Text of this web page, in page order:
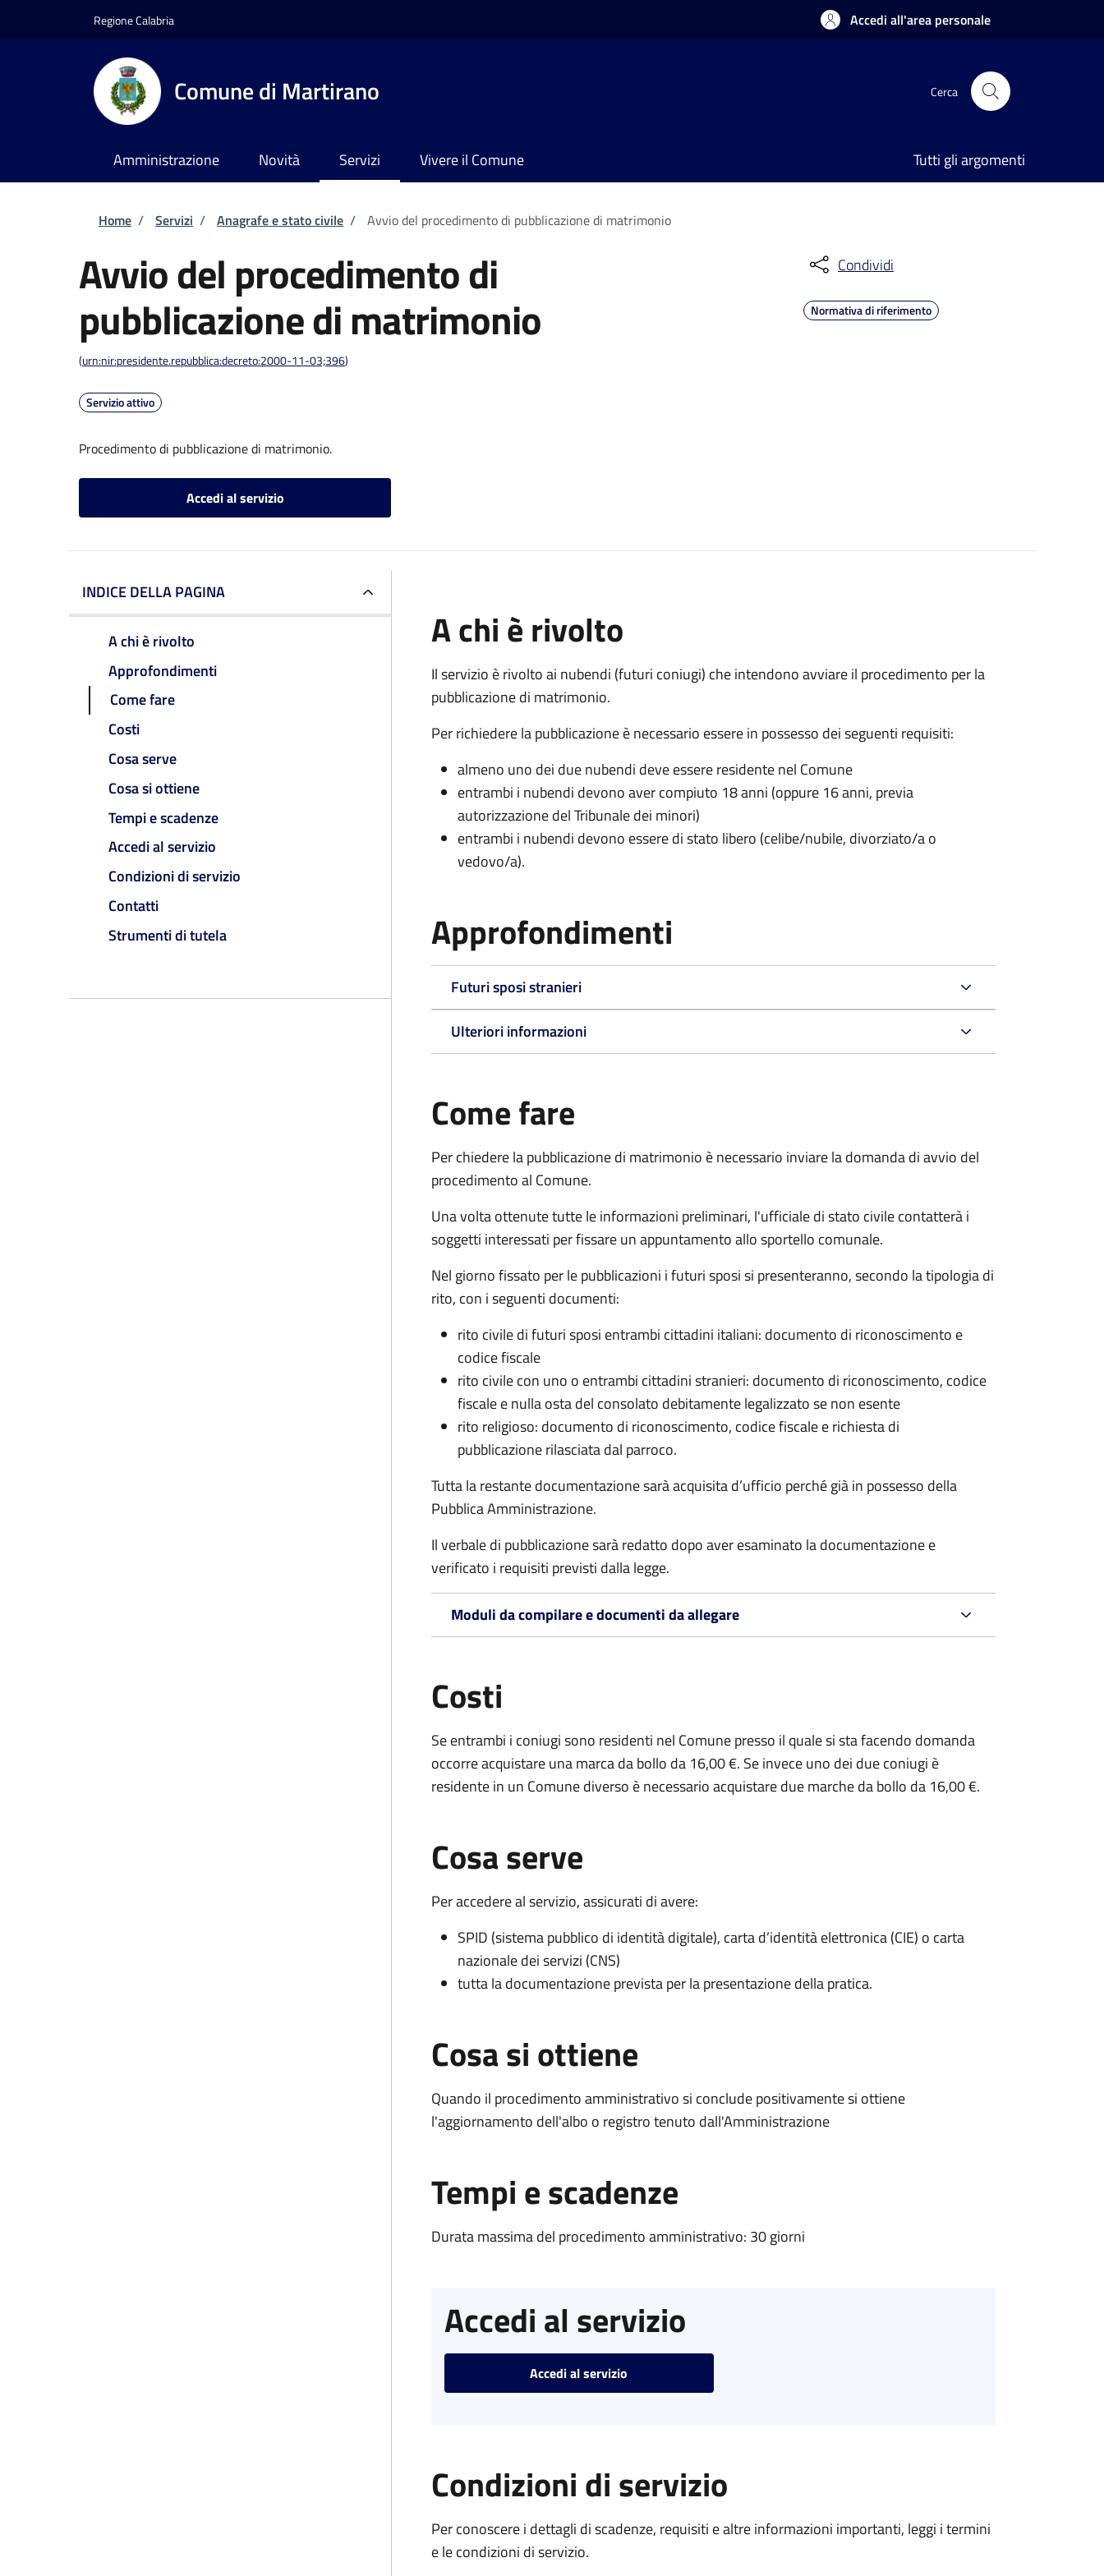
Regione Calabria Accedi all'area personale
Comune di Martirano Cerca
Amministrazione Novità Servizi Vivere il Comune Tutti gli argomenti
Briciole di pane
Home / Servizi / Anagrafe e stato civile / Avvio del procedimento di pubblicazione di matrimonio
Avvio del procedimento di
pubblicazione di matrimonio
(urn:nir:presidente.repubblica:decreto:2000-11-03;396)
Servizio attivo
Procedimento di pubblicazione di matrimonio.
Accedi al servizio
Condividi
Normativa di riferimento
INDICE DELLA PAGINA
A chi è rivolto
Approfondimenti
Come fare
Costi
Cosa serve
Cosa si ottiene
Tempi e scadenze
Accedi al servizio
Condizioni di servizio
Contatti
Strumenti di tutela
A chi è rivolto
Il servizio è rivolto ai nubendi (futuri coniugi) che intendono avviare il procedimento per la
pubblicazione di matrimonio.
Per richiedere la pubblicazione è necessario essere in possesso dei seguenti requisiti:
almeno uno dei due nubendi deve essere residente nel Comune
entrambi i nubendi devono aver compiuto 18 anni (oppure 16 anni, previa
autorizzazione del Tribunale dei minori)
entrambi i nubendi devono essere di stato libero (celibe/nubile, divorziato/a o
vedovo/a).
Approfondimenti
Futuri sposi stranieri
Ulteriori informazioni
Come fare
Per chiedere la pubblicazione di matrimonio è necessario inviare la domanda di avvio del
procedimento al Comune.
Una volta ottenute tutte le informazioni preliminari, l'ufficiale di stato civile contatterà i
soggetti interessati per fissare un appuntamento allo sportello comunale.
Nel giorno fissato per le pubblicazioni i futuri sposi si presenteranno, secondo la tipologia di
rito, con i seguenti documenti:
rito civile di futuri sposi entrambi cittadini italiani: documento di riconoscimento e
codice fiscale
rito civile con uno o entrambi cittadini stranieri: documento di riconoscimento, codice
fiscale e nulla osta del consolato debitamente legalizzato se non esente
rito religioso: documento di riconoscimento, codice fiscale e richiesta di
pubblicazione rilasciata dal parroco.
Tutta la restante documentazione sarà acquisita d’ufficio perché già in possesso della
Pubblica Amministrazione.
Il verbale di pubblicazione sarà redatto dopo aver esaminato la documentazione e
verificato i requisiti previsti dalla legge.
Moduli da compilare e documenti da allegare
Costi
Se entrambi i coniugi sono residenti nel Comune presso il quale si sta facendo domanda
occorre acquistare una marca da bollo da 16,00 €. Se invece uno dei due coniugi è
residente in un Comune diverso è necessario acquistare due marche da bollo da 16,00 €.
Cosa serve
Per accedere al servizio, assicurati di avere:
SPID (sistema pubblico di identità digitale), carta d’identità elettronica (CIE) o carta
nazionale dei servizi (CNS)
tutta la documentazione prevista per la presentazione della pratica.
Cosa si ottiene
Quando il procedimento amministrativo si conclude positivamente si ottiene
l'aggiornamento dell'albo o registro tenuto dall'Amministrazione
Tempi e scadenze
Durata massima del procedimento amministrativo: 30 giorni
Accedi al servizio
Accedi al servizio
Condizioni di servizio
Per conoscere i dettagli di scadenze, requisiti e altre informazioni importanti, leggi i termini
e le condizioni di servizio.